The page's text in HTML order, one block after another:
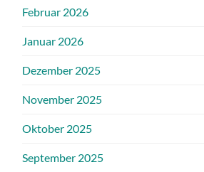
Februar 2026
Januar 2026
Dezember 2025
November 2025
Oktober 2025
September 2025